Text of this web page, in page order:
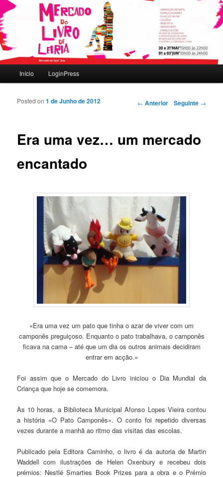
Mercado do Livro
Mais um site Sites IPLEIRIA
Saltar para o conteúdo primário
Saltar para o conteúdo secundário
Início LoginPress
Navegação de artigos
← Anterior Seguinte →
Era uma vez… um mercado
encantado
Posted on1 de Junho de 2012
«Era uma vez um pato que tinha o azar de viver com um
camponês preguiçoso. Enquanto o pato trabalhava, o camponês
ficava na cama – até que um dia os outros animais decidiram
entrar em acção.»
Foi assim que o Mercado do Livro iniciou o Dia Mundial da
Criança que hoje se comemora.
Às 10 horas, a Biblioteca Municipal Afonso Lopes Vieira contou
a história «O Pato Camponês». O conto foi repetido diversas
vezes durante a manhã ao ritmo das visitas das escolas.
Publicado pela Editora Caminho, o livro é da autoria de Martin
Waddell com ilustrações de Helen Oxenbury e recebeu dois
prémios: Nestlé Smarties Book Prizes para a obra e o Prémio